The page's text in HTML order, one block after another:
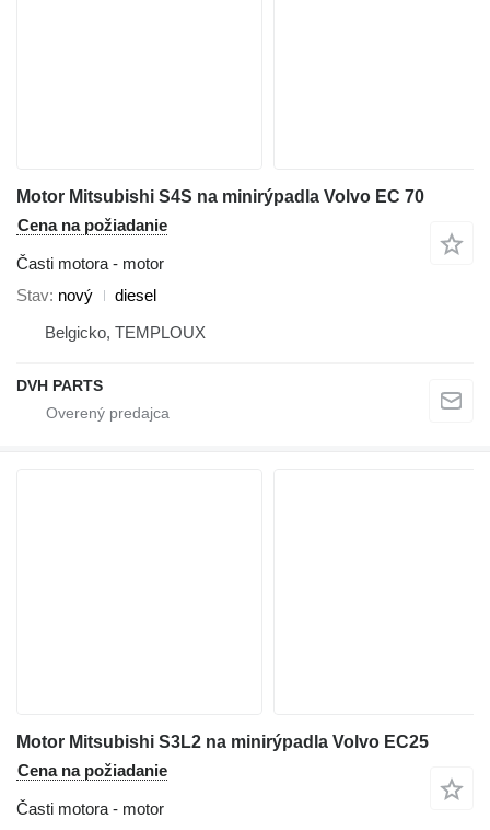
Motor Mitsubishi S4S na minirýpadla Volvo EC 70
Cena na požiadanie
Časti motora - motor
Stav nový
diesel
Belgicko, TEMPLOUX
DVH PARTS
Motor Mitsubishi S3L2 na minirýpadla Volvo EC25
Cena na požiadanie
Časti motora - motor